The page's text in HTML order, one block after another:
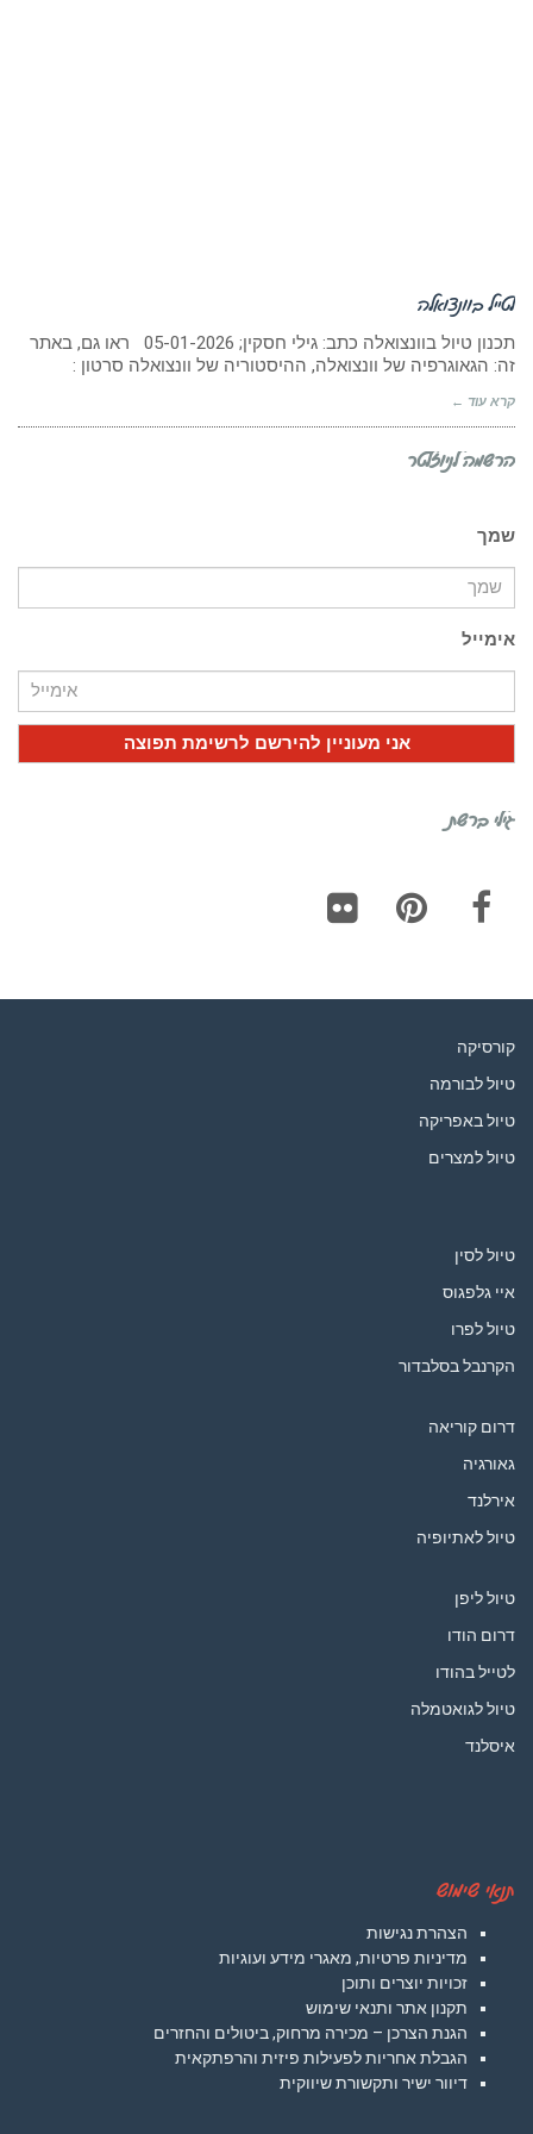
לטייל בוונצואלה
תכנון טיול בוונצואלה כתב: גילי חסקין; 05-01-2026 ראו גם, באתר
זה: הגאוגרפיה של וונצואלה, ההיסטוריה של וונצואלה סרטון :
קרא עוד ←
הרשמה לניוזלטר
שמך
אימייל
גילי ברשת
קורסיקה
טיול לבורמה
טיול באפריקה
טיול למצרים
טיול לסין
איי גלפגוס
טיול לפרו
הקרנבל בסלבדור
דרום קוריאה
גאורגיה
אירלנד
טיול לאתיופיה
טיול ליפן
דרום הודו
לטייל בהודו
טיול לגואטמלה
איסלנד
תנאי שימוש
הצהרת נגישות
מדיניות פרטיות, מאגרי מידע ועוגיות
זכויות יוצרים ותוכן
תקנון אתר ותנאי שימוש
הגנת הצרכן – מכירה מרחוק, ביטולים והחזרים
הגבלת אחריות לפעילות פיזית והרפתקאית
דיוור ישיר ותקשורת שיווקית